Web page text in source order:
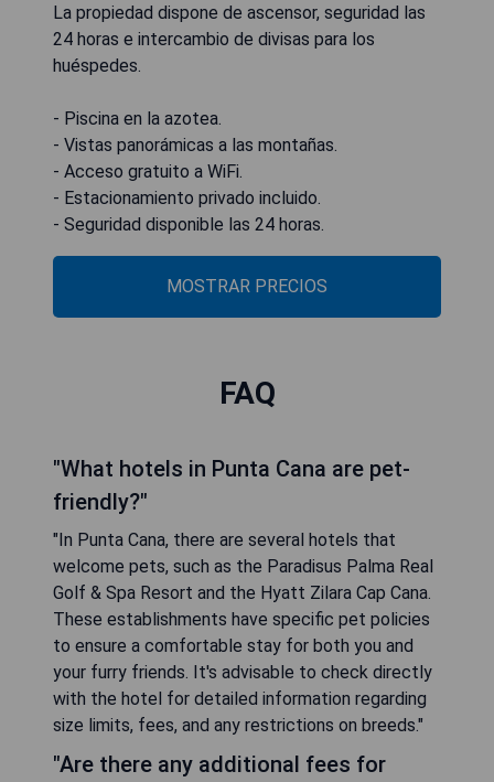
La propiedad dispone de ascensor, seguridad las
24 horas e intercambio de divisas para los
huéspedes.
- Piscina en la azotea.
- Vistas panorámicas a las montañas.
- Acceso gratuito a WiFi.
- Estacionamiento privado incluido.
- Seguridad disponible las 24 horas.
MOSTRAR PRECIOS
FAQ
"What hotels in Punta Cana are pet-
friendly?"
"In Punta Cana, there are several hotels that
welcome pets, such as the Paradisus Palma Real
Golf & Spa Resort and the Hyatt Zilara Cap Cana.
These establishments have specific pet policies
to ensure a comfortable stay for both you and
your furry friends. It's advisable to check directly
with the hotel for detailed information regarding
size limits, fees, and any restrictions on breeds."
"Are there any additional fees for